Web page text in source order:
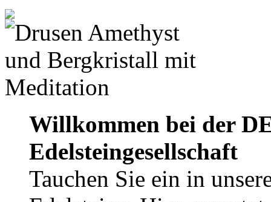
Willkommen bei der
Edelsteingesellschaft
Tauchen Sie ein in